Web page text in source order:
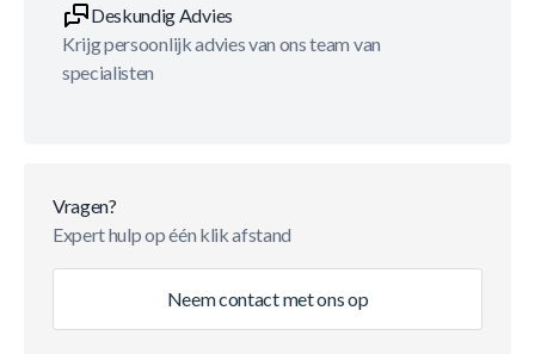
Deskundig Advies
Krijg persoonlijk advies van ons team van
specialisten
Vragen?
Expert hulp op één klik afstand
Neem contact met ons op